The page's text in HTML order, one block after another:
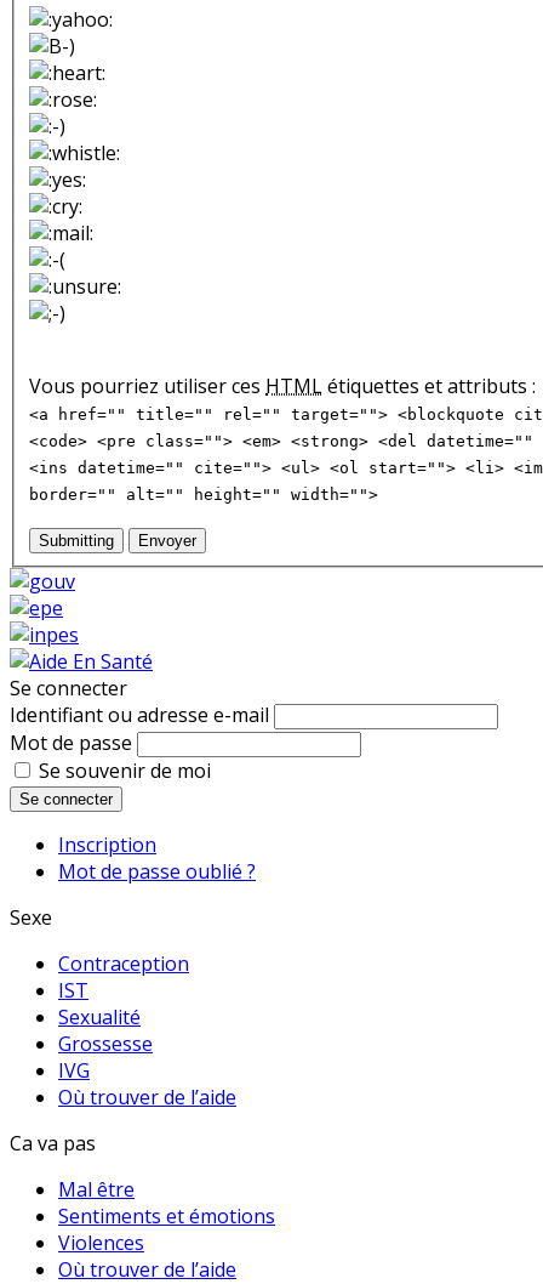
Vous pourriez utiliser ces HTMLétiquettes et attributs :
<a href="" title="" rel="" target=""> <blockquote
<code> <pre class=""> <em> <strong> <del
<ins datetime="" cite=""> <ul> <ol start=""> <li>
border="" alt="" height="" width="">
Submitting Envoyer
Se connecter
Identifiant ou adresse e-mail
Mot de passe
Se souvenir de moi
Se connecter
Inscription
Mot de passe oublié ?
Sexe
Contraception
IST
Sexualité
Grossesse
IVG
Où trouver de l’aide
Ca va pas
Mal être
Sentiments et émotions
Violences
Où trouver de l’aide